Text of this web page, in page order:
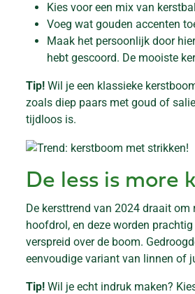
Kies voor een mix van
Voeg wat gouden accenten
Maak het persoonlijk door
hebt gescoord. De mooiste
Tip! Wil je een klassieke
zoals diep paars met goud of
tijdloos is.
De less is more
De kersttrend van 2024 draait
hoofdrol, en deze worden
verspreid over de boom.
eenvoudige variant van linnen of
Tip! Wil je echt indruk maken?